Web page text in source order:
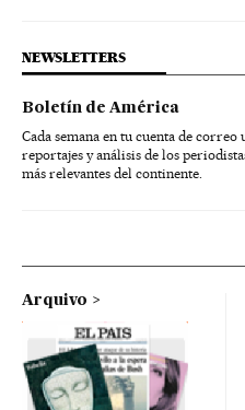
NEWSLETTERS
Boletín de América
Cada semana en tu cuenta de correo
reportajes y análisis de los
más relevantes del continente.
Arquivo